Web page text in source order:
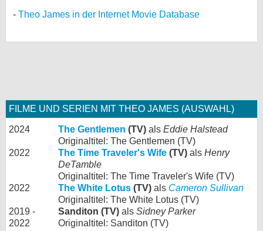
Theo James in der Internet Movie Database
FILME UND SERIEN MIT THEO JAMES (AUSWAHL)
2024 The Gentlemen (TV) als Eddie Halstead
Originaltitel: The Gentlemen (TV)
2022
The Time Traveler's Wife (TV) als Henry
DeTamble
Originaltitel: The Time Traveler's Wife (TV)
2022
The White Lotus (TV) als Cameron Sullivan
Originaltitel: The White Lotus (TV)
2019 -
2022
Sanditon (TV) als Sidney Parker
Originaltitel: Sanditon (TV)